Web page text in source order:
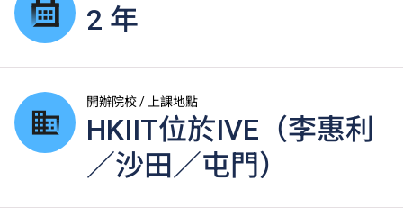
2 年
開辦院校 / 上課地點
HKIIT位於IVE（李惠利
／沙田／屯門）